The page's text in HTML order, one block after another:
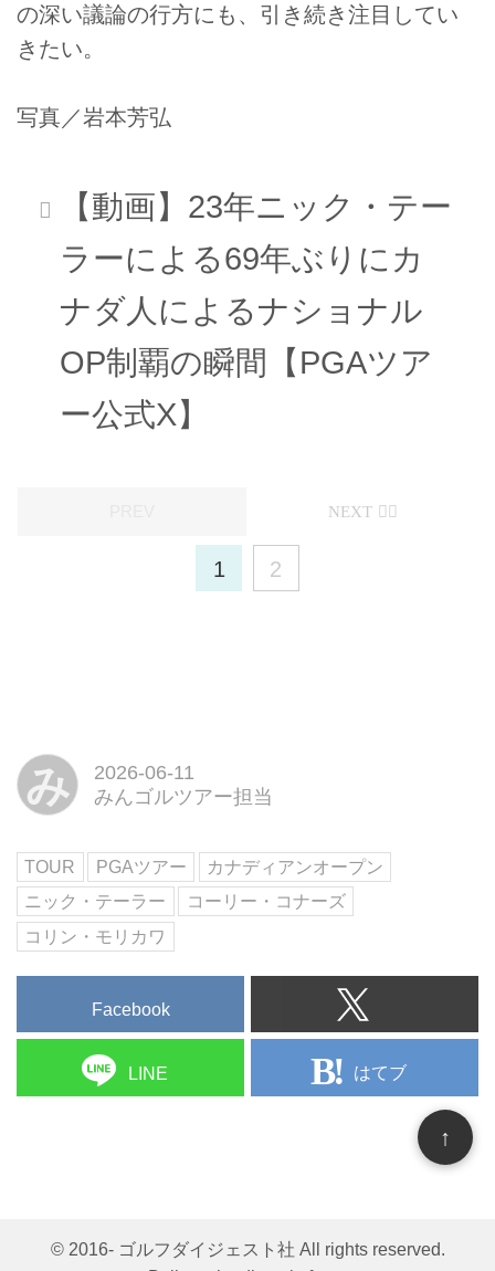
の深い議論の行方にも、引き続き注目してい
きたい。
写真／岩本芳弘
【動画】23年ニック・テー
ラーによる69年ぶりにカ
ナダ人によるナショナル
OP制覇の瞬間【PGAツア
ー公式X】
1 2
み
2026-06-11
みんゴルツアー担当
TOUR PGAツアー
カナディアンオープン
ニック・テーラー
コーリー・コナーズ
コリン・モリカワ
Facebook
LINE はてブ
© 2016- ゴルフダイジェスト社 All rights reserved.
↑